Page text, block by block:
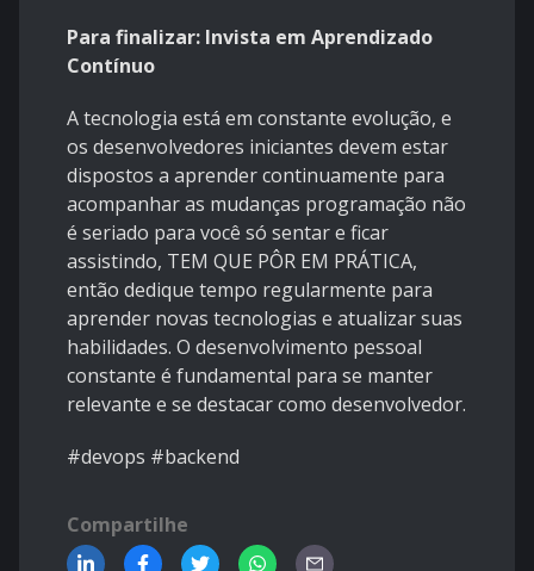
Para finalizar: Invista em Aprendizado
Contínuo
A tecnologia está em constante evolução, e
os desenvolvedores iniciantes devem estar
dispostos a aprender continuamente para
acompanhar as mudanças programação não
é seriado para você só sentar e ficar
assistindo, TEM QUE PÔR EM PRÁTICA,
então dedique tempo regularmente para
aprender novas tecnologias e atualizar suas
habilidades. O desenvolvimento pessoal
constante é fundamental para se manter
relevante e se destacar como desenvolvedor.
#devops #backend
Compartilhe